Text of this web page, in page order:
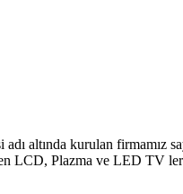
kurulan firmamız
LCD, Plazma ve LED TV